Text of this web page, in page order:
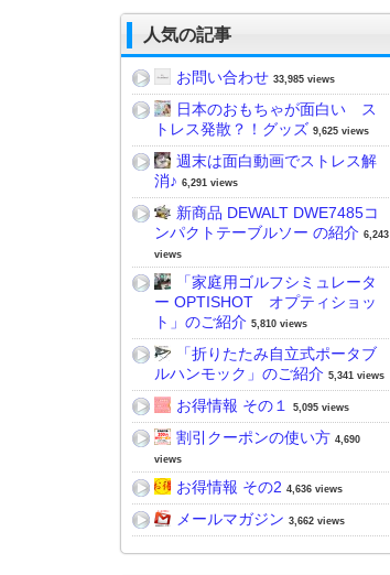
人気の記事
お問い合わせ 33,985 views
日本のおもちゃが面白い ス
トレス発散？！グッズ 9,625 views
週末は面白動画でストレス解
消♪ 6,291 views
新商品 DEWALT DWE7485コ
ンパクトテーブルソー の紹介 6,243
views
「家庭用ゴルフシミュレータ
ー OPTISHOT オプティショッ
ト」のご紹介 5,810 views
「折りたたみ自立式ポータブ
ルハンモック」のご紹介 5,341 views
お得情報 その１ 5,095 views
割引クーポンの使い方 4,690
views
お得情報 その2 4,636 views
メールマガジン 3,662 views